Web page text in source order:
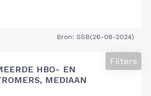
Bron: SSB(26-08-2024)
HBO- EN
MEDIAAN
Filters